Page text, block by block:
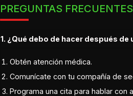
PREGUNTAS FRECUENTES
1. ¿Qué debo de hacer después
Obtén atención médica.
Comunícate con tu compañía de
Programa una cita para hablar